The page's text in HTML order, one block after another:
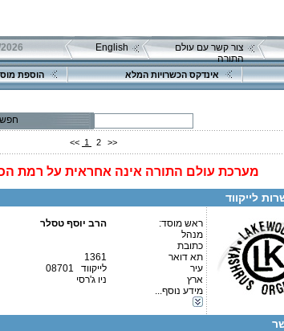
צור קשר עם עולם
התורה
English
אינדקס הכשרויות המלא הוספת
חפש
<< 1 2 >>
מערכת עולם התורה אינה אחראית על רמת
לייקווד
ראש מוסד:
הרב יוסף טסלר
מנהל
כתובת
תא דואר
1361
עיר
לייקווד 08701
ארץ
ניו ג'רסי
מידע נוסף...
טלפון 1:
טלפון 2:
איש קשר:
טלפון 1:
טלפון 2: